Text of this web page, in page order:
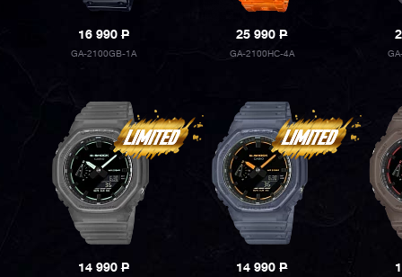
16 990P
GA-2100GB-1A
25 990P
GA-2100HC-4A
14 990P 14 990P